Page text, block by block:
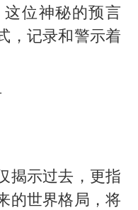
位神秘的预言
，记录和警示着
揭示过去，更指
的世界格局，将